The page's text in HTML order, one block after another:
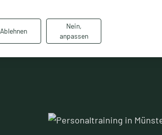
Ablehnen
Nein,
anpassen